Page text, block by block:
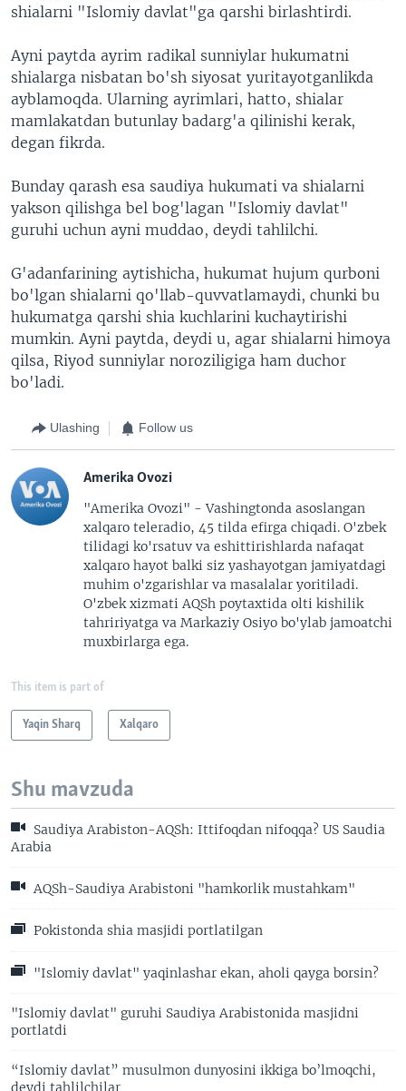
shialarni "Islomiy davlat"ga qarshi birlashtirdi.
Ayni paytda ayrim radikal sunniylar hukumatni
shialarga nisbatan bo'sh siyosat yuritayotganlikda
ayblamoqda. Ularning ayrimlari, hatto, shialar
mamlakatdan butunlay badarg'a qilinishi kerak,
degan fikrda.
Bunday qarash esa saudiya hukumati va shialarni
yakson qilishga bel bog'lagan "Islomiy davlat"
guruhi uchun ayni muddao, deydi tahlilchi.
G'adanfarining aytishicha, hukumat hujum qurboni
bo'lgan shialarni qo'llab-quvvatlamaydi, chunki bu
hukumatga qarshi shia kuchlarini kuchaytirishi
mumkin. Ayni paytda, deydi u, agar shialarni himoya
qilsa, Riyod sunniylar noroziligiga ham duchor
bo'ladi.
Ulashing Follow us
Amerika Ovozi
"Amerika Ovozi" - Vashingtonda asoslangan
xalqaro teleradio, 45 tilda efirga chiqadi. O'zbek
tilidagi ko'rsatuv va eshittirishlarda nafaqat
xalqaro hayot balki siz yashayotgan jamiyatdagi
muhim o'zgarishlar va masalalar yoritiladi.
O'zbek xizmati AQSh poytaxtida olti kishilik
tahririyatga va Markaziy Osiyo bo'ylab jamoatchi
muxbirlarga ega.
This item is part of
Yaqin Sharq Xalqaro
Shu mavzuda
Saudiya Arabiston-AQSh: Ittifoqdan nifoqqa? US Saudia
Arabia
AQSh-Saudiya Arabistoni "hamkorlik mustahkam"
Pokistonda shia masjidi portlatilgan
"Islomiy davlat" yaqinlashar ekan, aholi qayga borsin?
"Islomiy davlat" guruhi Saudiya Arabistonida masjidni
portlatdi
“Islomiy davlat” musulmon dunyosini ikkiga bo’lmoqchi,
deydi tahlilchilar